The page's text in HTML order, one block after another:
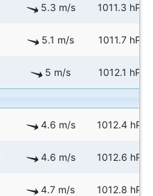
5.3 m/s 1011.3 hPa
5.1 m/s 1011.7 hPa
5 m/s 1012.1 hPa
4.6 m/s 1012.4 hPa
4.6 m/s 1012.6 hPa
4.7 m/s 1012.8 hPa